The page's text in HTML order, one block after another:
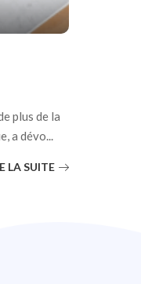
plus de la
a dévo
LA SUITE